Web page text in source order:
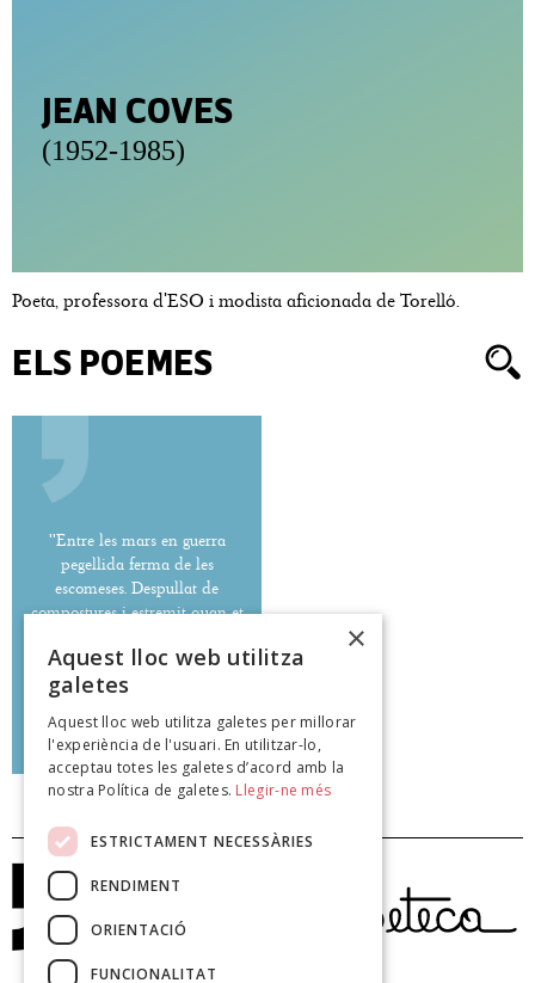
JEAN COVES
(1952-1985)
Poeta, professora d'ESO i modista aficionada de Torelló.
ELS POEMES
''Entre les mars en guerra
pegellida ferma de les
escomeses. Despullat de
compostures i estremit quan et
Jean Coves
poeteca.cat
×
Aquest lloc web utilitza
galetes
Aquest lloc web utilitza galetes per millorar
l'experiència de l'usuari. En utilitzar-lo,
acceptau totes les galetes d’acord amb la
nostra Política de galetes. Llegir-ne més
ESTRICTAMENT NECESSÀRIES
RENDIMENT
ORIENTACIÓ
FUNCIONALITAT